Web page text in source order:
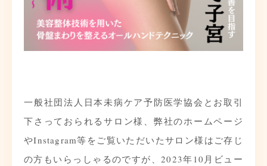
一般社団法人日本未病ケア予防医学協会とお取引
下さっておられるサロン様、弊社のホームページ
やInstagram等をご覧いただいたサロン様はご存じ
の方もいらっしゃるのですが、2023年10月ビュー